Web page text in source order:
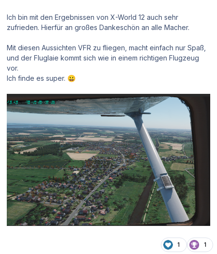
Ich bin mit den Ergebnissen von X-World 12 auch sehr
zufrieden. Hierfür an großes Dankeschön an alle Macher.
Mit diesen Aussichten VFR zu fliegen, macht einfach nur Spaß,
und der Fluglaie kommt sich wie in einem richtigen Flugzeug
vor.
Ich finde es super. 😀
1 1